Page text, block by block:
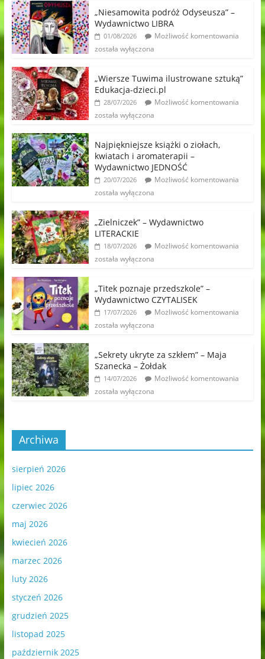
„Niesamowita podróż Odyseusza” –
Wydawnictwo LIBRA
01/08/2026
Możliwość komentowania
została wyłączona
„Wiersze Tuwima ilustrowane sztuką”
Edukacja-dzieci.pl
28/07/2026
Możliwość komentowania
została wyłączona
Najpiękniejsze książki o ziołach,
kwiatach i aromaterapii –
Wydawnictwo JEDNOŚĆ
20/07/2026
Możliwość komentowania
została wyłączona
„Zielniczek” – Wydawnictwo
LITERACKIE
18/07/2026
Możliwość komentowania
została wyłączona
„Titek poznaje przedszkole” –
Wydawnictwo CZYTALISEK
17/07/2026
Możliwość komentowania
została wyłączona
„Sekrety ukryte za szkłem” – Maja
Szanecka – Żołdak
14/07/2026
Możliwość komentowania
została wyłączona
Archiwa
sierpień 2026
lipiec 2026
czerwiec 2026
maj 2026
kwiecień 2026
marzec 2026
luty 2026
styczeń 2026
grudzień 2025
listopad 2025
październik 2025